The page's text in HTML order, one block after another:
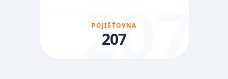
207
POJIŠŤOVNA
207